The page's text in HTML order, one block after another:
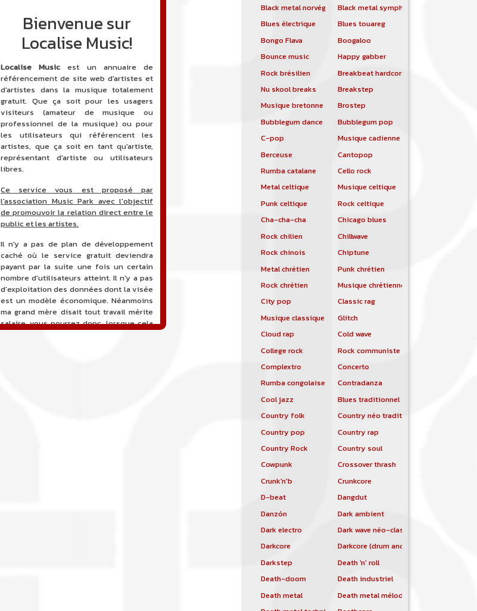
Black metal norvégien
Black metal symphonique
Blues électrique
Blues touareg
Bongo Flava
Boogaloo
Bounce music
Happy gabber
Rock brésilien
Breakbeat hardcore
Nu skool breaks
Breakstep
Musique bretonne
Brostep
Bubblegum dance
Bubblegum pop
C-pop
Musique cadienne
Berceuse
Cantopop
Rumba catalane
Cello rock
Metal celtique
Musique celtique
Punk celtique
Rock celtique
Cha-cha-cha
Chicago blues
Rock chilien
Chillwave
Rock chinois
Chiptune
Metal chrétien
Punk chrétien
Rock chrétien
Musique chrétienne contemporaine
City pop
Classic rag
Musique classique
Glitch
Cloud rap
Cold wave
College rock
Rock communiste
Complextro
Concerto
Rumba congolaise
Contradanza
Cool jazz
Blues traditionnel
Country folk
Country néo traditionnelle
Country pop
Country rap
Country Rock
Country soul
Cowpunk
Crossover thrash
Crunk'n'b
Crunkcore
D-beat
Dangdut
Danzón
Dark ambient
Dark electro
Dark wave néo-classique
Darkcore
Darkcore (drum and bass)
Darkstep
Death 'n' roll
Death-doom
Death industriel
Death metal
Death metal mélodique
Bienvenue sur
Localise Music!
Localise Music est un annuaire de
référencement de site web d'artistes et
d'artistes dans la musique totalement
gratuit. Que ça soit pour les usagers
visiteurs (amateur de musique ou
professionnel de la musique) ou pour
les utilisateurs qui référencent les
artistes, que ça soit en tant qu'artiste,
représentant d'artiste ou utilisateurs
libres.
Ce service vous est proposé par
l'association Music Park avec l'objectif
de promouvoir la relation direct entre le
public et les artistes.
Il n'y a pas de plan de développement
caché où le service gratuit deviendra
payant par la suite une fois un certain
nombre d'utilisateurs atteint. Il n'y a pas
d'exploitation des données dont la visée
est un modèle économique. Néanmoins
ma grand mère disait tout travail mérite
salaire, vous pourrez donc, lorsque cela